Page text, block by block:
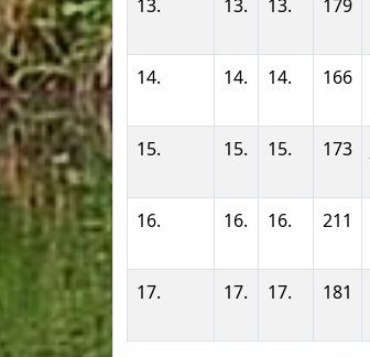
13. 13. 13. 179
14. 14. 14. 166
15. 15. 15. 173
16. 16. 16. 211
17. 17. 17. 181